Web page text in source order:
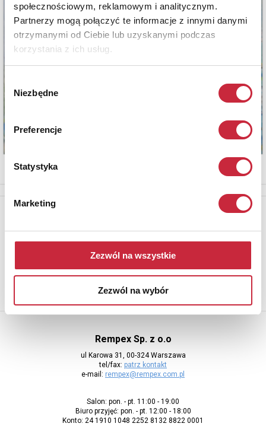
społecznościowym, reklamowym i analitycznym.
Partnerzy mogą połączyć te informacje z innymi danymi
otrzymanymi od Ciebie lub uzyskanymi podczas
korzystania z ich usług.
zgody
Niezbędne
Preferencje
Statystyka
Marketing
Zezwól na wszystkie
Zezwól na wybór
Aby otrzymywać informacje o nowych aukcjach, prosimy podać
adres e-mail
Rempex Sp. z o.o
ul Karowa 31, 00-324 Warszawa
tel/fax: patrz kontakt
e-mail: rempex@rempex.com.pl
Salon: pon. - pt. 11:00 - 19:00
Biuro przyjęć: pon. - pt. 12:00 - 18:00
Konto: 24 1910 1048 2252 8132 8822 0001